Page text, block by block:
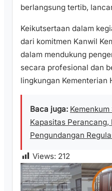
berlangsung tertib,
Keikutsertaan dalam
dari komitmen Kanwil
dalam mendukung
secara profesional dan
lingkungan Kementerian
Baca juga:
Kapasitas Perancang,
Pengundangan
Views: 212